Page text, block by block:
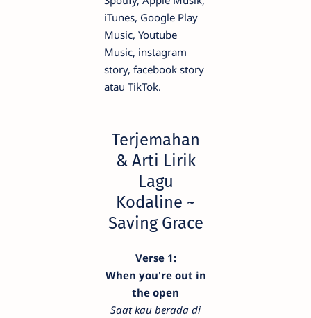
iTunes, Google Play
Music, Youtube
Music, instagram
story, facebook story
atau TikTok.
Terjemahan
& Arti Lirik
Lagu
Kodaline ~
Saving Grace
Verse 1:
When you're out in
the open
Saat kau berada di